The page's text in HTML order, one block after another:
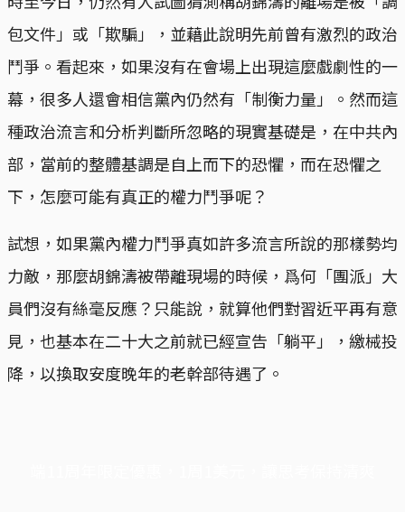
包文件」或「欺騙」，並藉此說明先前曾有激烈的政治
鬥爭。看起來，如果沒有在會場上出現這麼戲劇性的一
幕，很多人還會相信黨內仍然有「制衡力量」。然而這
種政治流言和分析判斷所忽略的現實基礎是，在中共內
部，當前的整體基調是自上而下的恐懼，而在恐懼之
下，怎麼可能有真正的權力鬥爭呢？
試想，如果黨內權力鬥爭真如許多流言所說的那樣勢均
力敵，那麼胡錦濤被帶離現場的時候，爲何「團派」大
員們沒有絲毫反應？只能說，就算他們對習近平再有意
見，也基本在二十大之前就已經宣告「躺平」，繳械投
降，以換取安度晚年的老幹部待遇了。